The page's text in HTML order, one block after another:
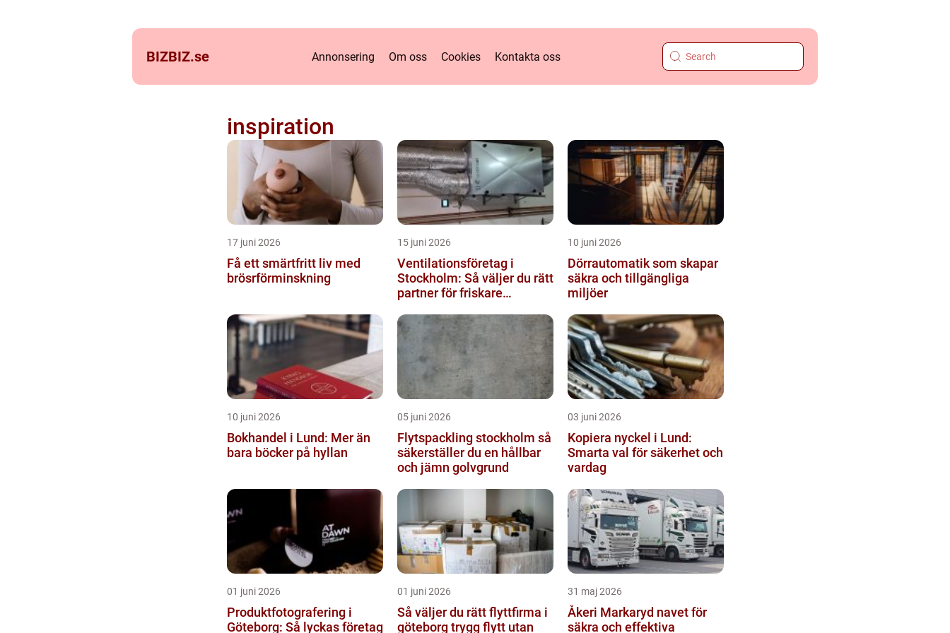
BIZBIZ.se Annonsering Om oss Cookies Kontakta oss
inspiration
17 juni 2026
Få ett smärtfritt liv med
brösrförminskning
15 juni 2026
Ventilationsföretag i
Stockholm: Så väljer du rätt
partner för friskare
10 juni 2026
Dörrautomatik som skapar
säkra och tillgängliga
miljöer
10 juni 2026
Bokhandel i Lund: Mer än
bara böcker på hyllan
05 juni 2026
Flytspackling stockholm så
säkerställer du en hållbar
och jämn golvgrund
03 juni 2026
Kopiera nyckel i Lund:
Smarta val för säkerhet och
vardag
01 juni 2026
Produktfotografering i
Göteborg: Så lyckas företag
01 juni 2026
Så väljer du rätt flyttfirma i
göteborg trygg flytt utan
31 maj 2026
Åkeri Markaryd navet för
säkra och effektiva